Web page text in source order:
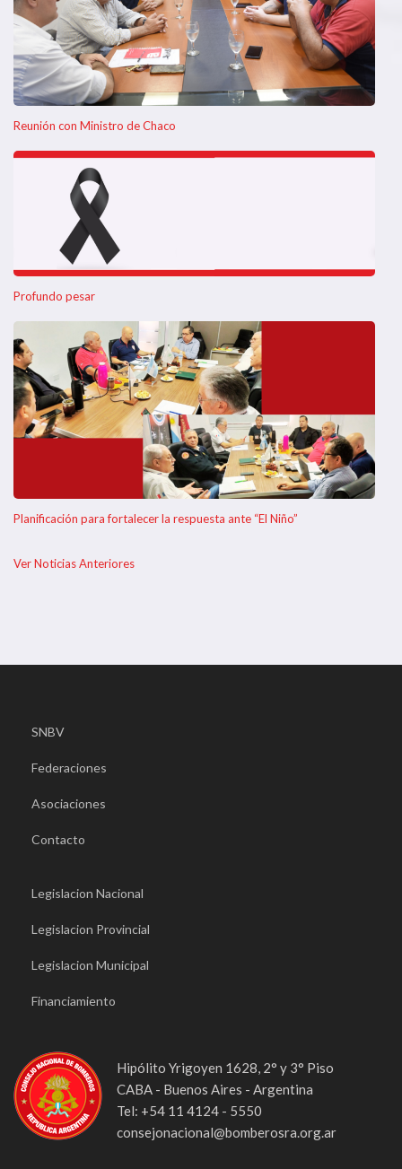
Reunión con Ministro de Chaco
Profundo pesar
Planificación para fortalecer la respuesta ante “El Niño”
Ver Noticias Anteriores
SNBV
Federaciones
Asociaciones
Contacto
Legislacion Nacional
Legislacion Provincial
Legislacion Municipal
Financiamiento
Hipólito Yrigoyen 1628, 2° y 3° Piso
CABA - Buenos Aires - Argentina
Tel: +54 11 4124 - 5550
consejonacional@bomberosra.org.ar